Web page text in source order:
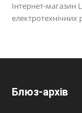
Інтернет-
Блюз-архів